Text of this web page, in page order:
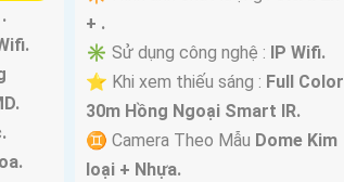
+ .
✳️ Sử dụng công nghệ : IP Wifi.
⭐ Khi xem thiếu sáng : Full Color
30m Hồng Ngoại Smart IR.
♊ Camera Theo Mẫu Dome Kim
loại + Nhựa.